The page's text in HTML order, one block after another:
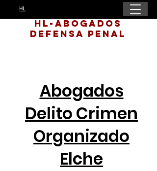
HL
HL-Abogados
Defensa Penal
Abogados
Delito Crimen
Organizado
Elche